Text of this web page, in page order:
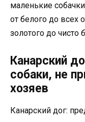
маленькие
от белого до всех
золотого до чисто
Канарский
собаки, не
хозяев
Канарский дог: